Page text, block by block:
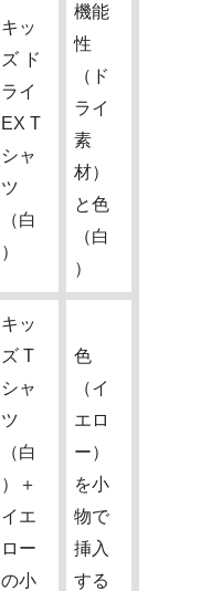
キッ
ズ ド
ライ
EX T
シャ
ツ
（白
）
機能
性
（ド
ライ
素
材）
と色
（白
）
キッ
ズ T
シャ
ツ
（白
）＋
イエ
ロー
の小
色
（イ
エロ
ー）
を小
物で
挿入
する